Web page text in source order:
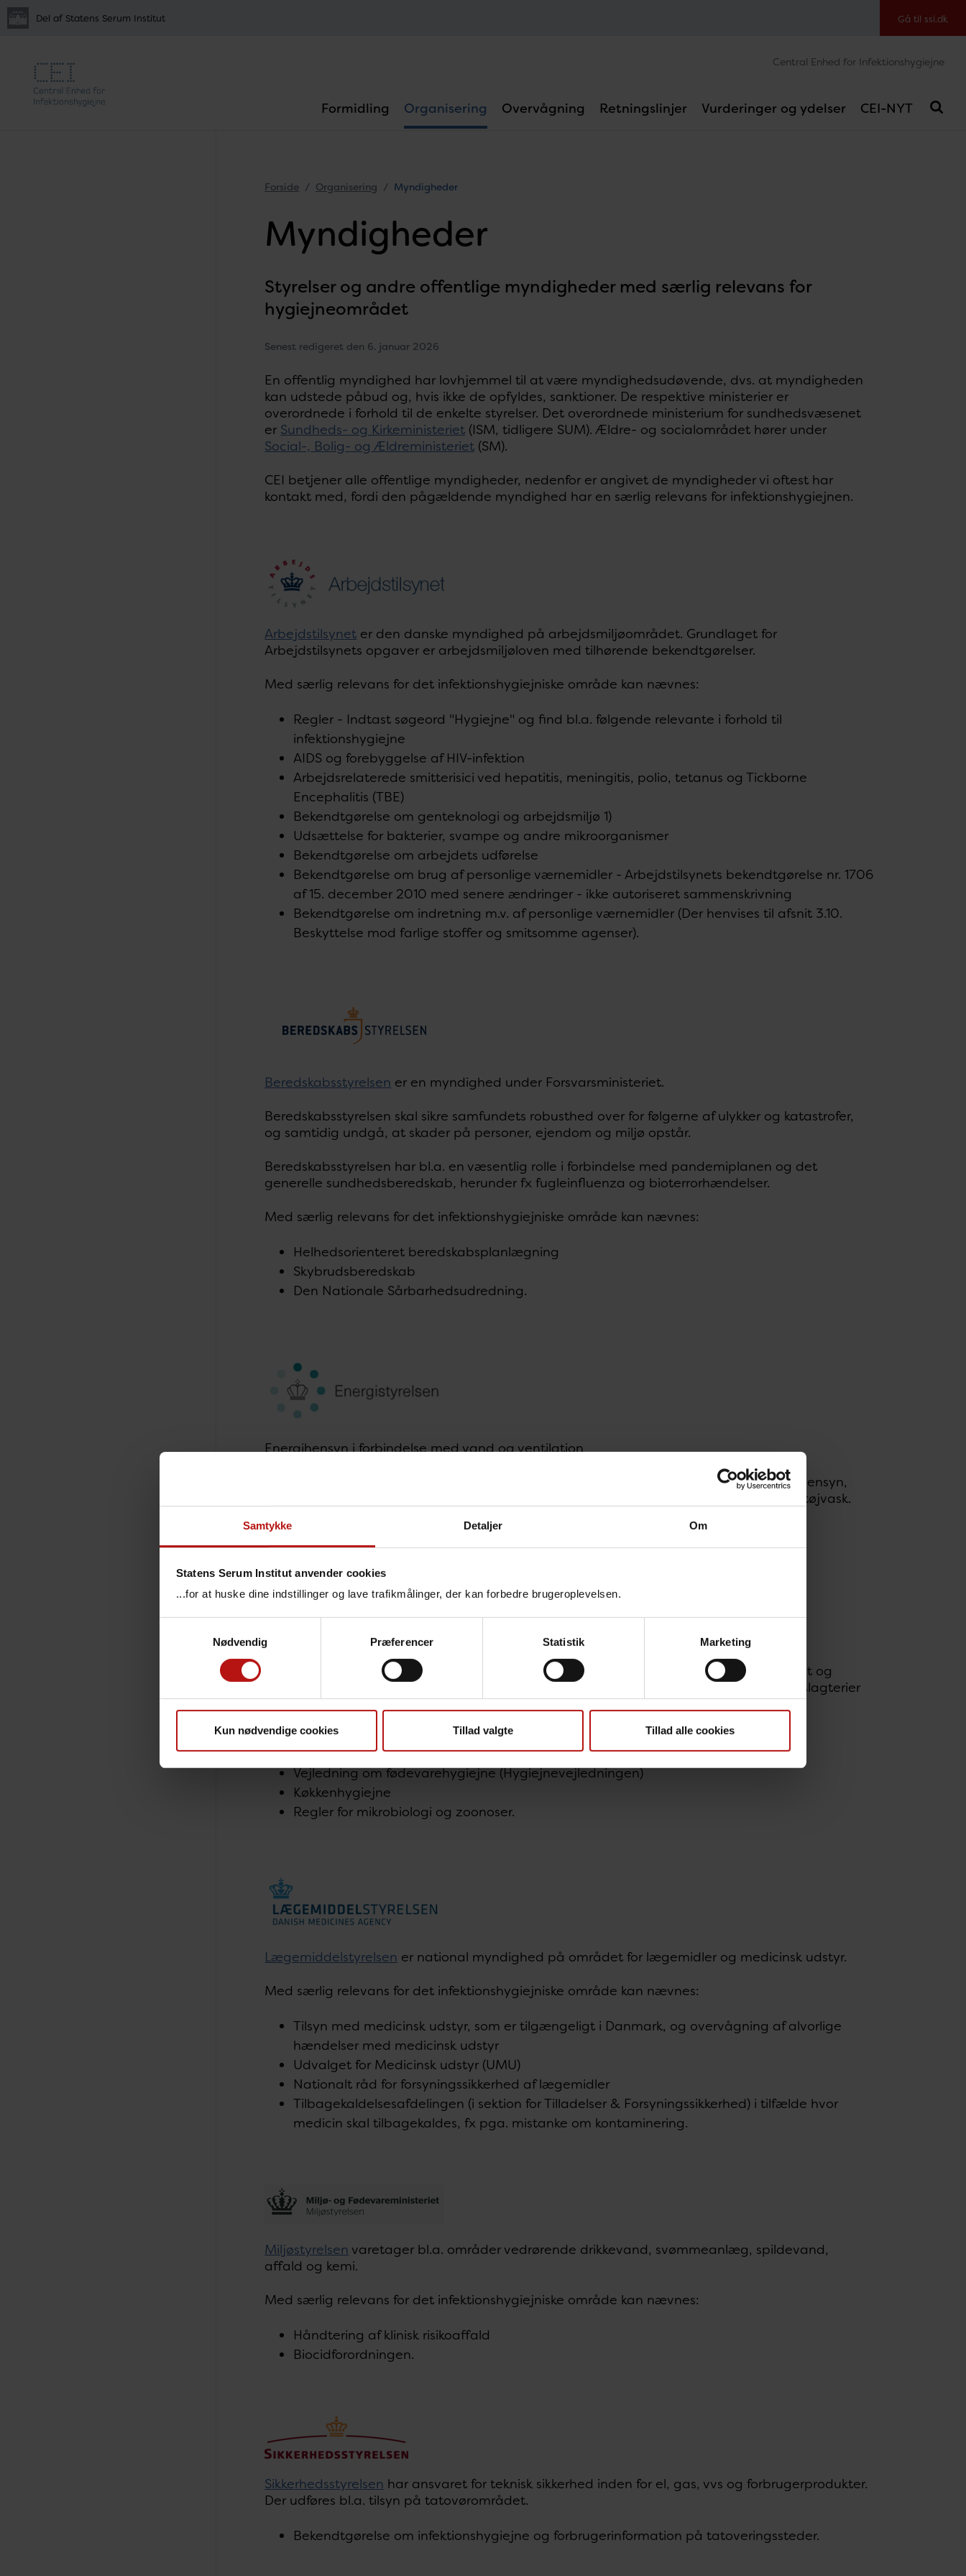
Samtykke Detaljer Om
Statens Serum Institut anvender cookies
...for at huske dine indstillinger og lave trafikmålinger, der kan forbedre brugeroplevelsen.
Nødvendig
Præferencer Statistik Marketing
Kun nødvendige cookies Tillad valgte Tillad alle cookies
Del af Statens Serum Institut Gå til ssi.dk
Formidling Organisering Overvågning Retningslinjer Vurderinger og ydelser CEI-NYT
Central Enhed for Infektionshygiejne
Forside Organisering Myndigheder
Myndigheder
Styrelser og andre offentlige myndigheder med særlig relevans for
hygiejneområdet
Senest redigeret den 6. januar 2026
En offentlig myndighed har lovhjemmel til at være myndighedsudøvende, dvs. at myndigheden
kan udstede påbud og, hvis ikke de opfyldes, sanktioner. De respektive ministerier er
overordnede i forhold til de enkelte styrelser. Det overordnede ministerium for sundhedsvæsenet
er Sundheds- og Kirkeministeriet (ISM, tidligere SUM). Ældre- og socialområdet hører under
Social-, Bolig- og Ældreministeriet (SM).
CEI betjener alle offentlige myndigheder, nedenfor er angivet de myndigheder vi oftest har
kontakt med, fordi den pågældende myndighed har en særlig relevans for infektionshygiejnen.
Arbejdstilsynet er den danske myndighed på arbejdsmiljøområdet. Grundlaget for
Arbejdstilsynets opgaver er arbejdsmiljøloven med tilhørende bekendtgørelser.
Med særlig relevans for det infektionshygiejniske område kan nævnes:
Regler - Indtast søgeord "Hygiejne" og find bl.a. følgende relevante i forhold til
infektionshygiejne
AIDS og forebyggelse af HIV-infektion
Arbejdsrelaterede smitterisici ved hepatitis, meningitis, polio, tetanus og Tickborne
Encephalitis (TBE)
Bekendtgørelse om genteknologi og arbejdsmiljø 1)
Udsættelse for bakterier, svampe og andre mikroorganismer
Bekendtgørelse om arbejdets udførelse
Bekendtgørelse om brug af personlige værnemidler - Arbejdstilsynets bekendtgørelse nr. 1706
af 15. december 2010 med senere ændringer - ikke autoriseret sammenskrivning
Bekendtgørelse om indretning m.v. af personlige værnemidler (Der henvises til afsnit 3.10.
Beskyttelse mod farlige stoffer og smitsomme agenser).
Beredskabsstyrelsen er en myndighed under Forsvarsministeriet.
Beredskabsstyrelsen skal sikre samfundets robusthed over for følgerne af ulykker og katastrofer,
og samtidig undgå, at skader på personer, ejendom og miljø opstår.
Beredskabsstyrelsen har bl.a. en væsentlig rolle i forbindelse med pandemiplanen og det
generelle sundhedsberedskab, herunder fx fugleinfluenza og bioterrorhændelser.
Med særlig relevans for det infektionshygiejniske område kan nævnes:
Helhedsorienteret beredskabsplanlægning
Skybrudsberedskab
Den Nationale Sårbarhedsudredning.
Energihensyn i forbindelse med vand og ventilation
Infektionshygiejniske anbefalinger kan i nogle tilfælde være underlagt energimæssige hensyn,
bl.a. når det gælder varmt brugsvand (inkl. fjernvarme), ventilation og temperatur ved tøjvask.
Energimærkning - krav til offentlige bygninger inkl. hospitaler.
udarbejder og håndhæver regler på veterinær- og fødevareområdet og
sikrer, at reglerne bliver overholdt via vejledning og via kontrol med fødevarer, landets slagterier
og veterinære forhold.
Med særlig relevans for det infektionshygiejniske område kan nævnes:
Vejledning om fødevarehygiejne (Hygiejnevejledningen)
Køkkenhygiejne
Regler for mikrobiologi og zoonoser.
Lægemiddelstyrelsen er national myndighed på området for lægemidler og medicinsk udstyr.
Med særlig relevans for det infektionshygiejniske område kan nævnes:
Tilsyn med medicinsk udstyr, som er tilgængeligt i Danmark, og overvågning af alvorlige
hændelser med medicinsk udstyr
Udvalget for Medicinsk udstyr (UMU)
Nationalt råd for forsyningssikkerhed af lægemidler
Tilbagekaldelsesafdelingen (i sektion for Tilladelser & Forsyningssikkerhed) i tilfælde hvor
medicin skal tilbagekaldes, fx pga. mistanke om kontaminering.
Miljøstyrelsen varetager bl.a. områder vedrørende drikkevand, svømmeanlæg, spildevand,
affald og kemi.
Med særlig relevans for det infektionshygiejniske område kan nævnes:
Håndtering af klinisk risikoaffald
Biocidforordningen.
Sikkerhedsstyrelsen har ansvaret for teknisk sikkerhed inden for el, gas, vvs og forbrugerprodukter.
Der udføres bl.a. tilsyn på tatovørområdet.
Bekendtgørelse om infektionshygiejne og forbrugerinformation på tatoveringssteder.